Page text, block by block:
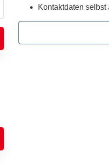
Kontaktdaten selbst